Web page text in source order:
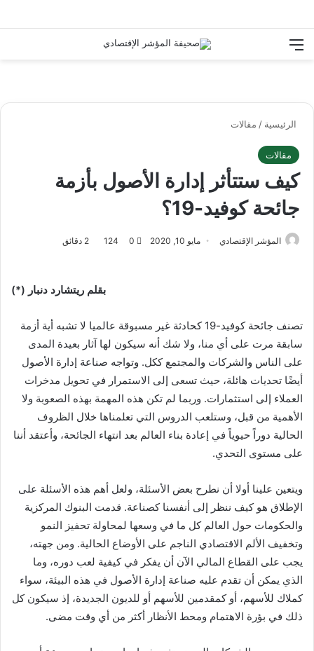
القائمة
الرئيسية / مقالات
مقالات
كيف ستتأثر إدارة الأصول بأزمة
جائحة كوفيد-19؟
المؤشر الإقتصادي مايو 10, 2020 0
124
بقلم ريتشارد دنبار (*)
تصنف جائحة كوفيد-19 كحادثة غير مسبوقة عالميا لا تشبه أية أزمة
سابقة مرت على أي منا، ولا شك أنه سيكون لها آثار بعيدة المدى
على الناس والشركات والمجتمع ككل. وتواجه صناعة إدارة الأصول
أيضًا تحديات هائلة، حيث تسعى إلى الاستمرار في تحويل مدخرات
العملاء إلى استثمارات. وربما لم تكن هذه المهمة بهذه الصعوبة ولا
الأهمية من قبل، وستلعب الدروس التي تعلمناها خلال الظروف
الحالية دوراً حيوياً في إعادة بناء العالم بعد انتهاء الجائحة، وأعتقد أننا
على مستوى التحدي.
ويتعين علينا أولا أن نطرح بعض الأسئلة، ولعل أهم هذه الأسئلة على
الإطلاق هو كيف ننظر إلى أنفسنا كصناعة. قدمت البنوك المركزية
والحكومات حول العالم كل ما في وسعها لمحاولة تحفيز النمو
وتخفيف الألم الاقتصادي الناجم على الأوضاع الحالية. ومن جهته،
يجب على القطاع المالي الآن أن يفكر في كيفية لعب دوره، وما
الذي يمكن أن تقدم عليه صناعة إدارة الأصول في هذه البيئة، سواء
كملاك للأسهم، أو كمقدمين للأسهم أو للديون الجديدة، إذ سيكون كل
ذلك في بؤرة الاهتمام ومحط الأنظار أكثر من أي وقت مضى.